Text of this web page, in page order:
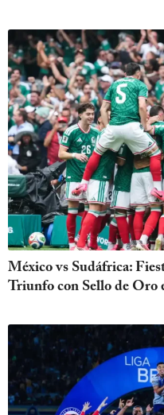
México vs Sudáfrica:
Triunfo con Sello de Oro